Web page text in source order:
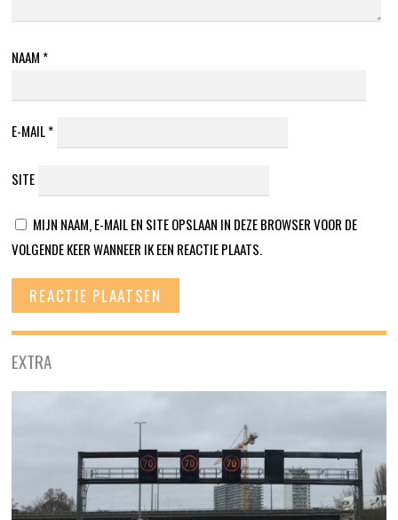
NAAM *
E-MAIL*
SITE
MIJN NAAM, E-MAIL EN SITE OPSLAAN IN DEZE BROWSER VOOR DE
VOLGENDE KEER WANNEER IK EEN REACTIE PLAATS.
EXTRA